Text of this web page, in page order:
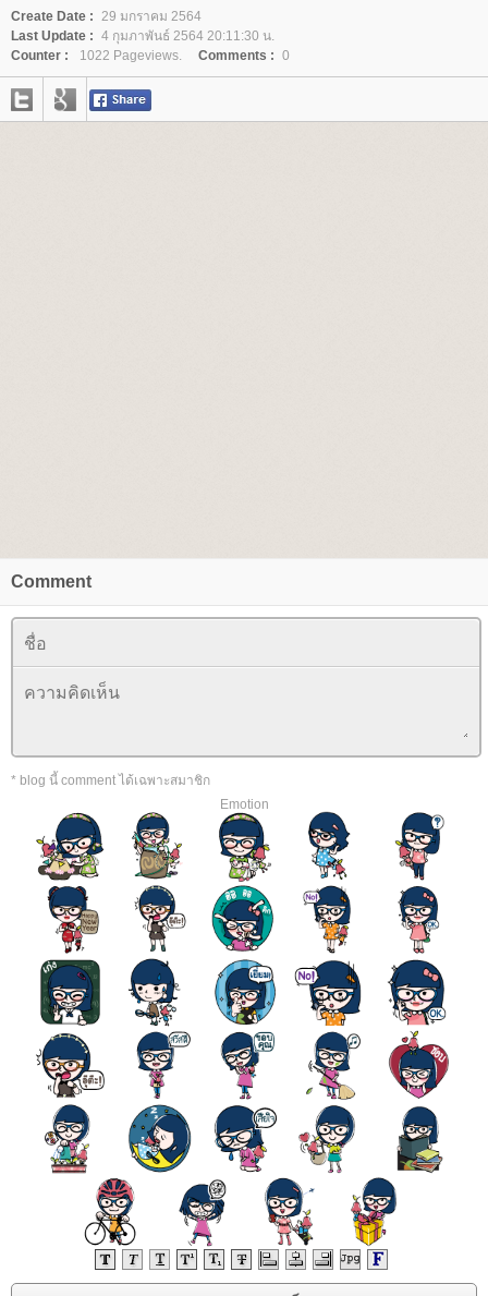
Create Date : 29 มกราคม 2564
Last Update : 4 กุมภาพันธ์ 2564 20:11:30 น.
Counter :
1022 Pageviews. Comments : 0
Comment
* blog นี้ comment ได้เฉพาะสมาชิก
Emotion